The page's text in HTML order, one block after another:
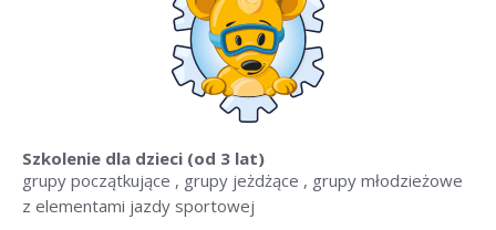
Szkolenie dla dzieci (od 3 lat)
grupy początkujące , grupy jeżdżące , grupy młodzieżowe
z elementami jazdy sportowej